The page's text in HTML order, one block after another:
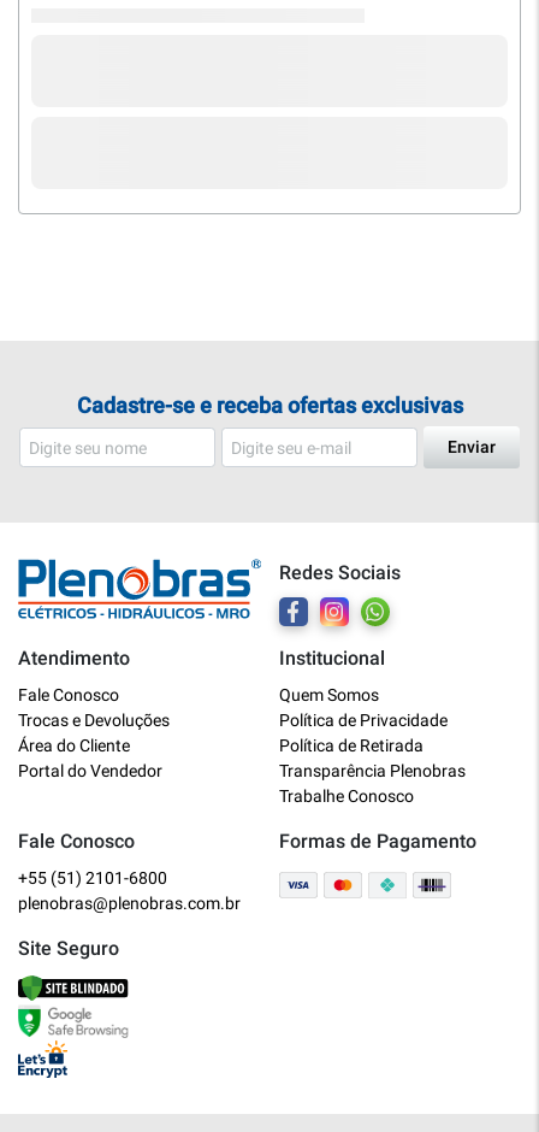
Cadastre-se e receba ofertas exclusivas
Enviar
Redes Sociais
Atendimento
Fale Conosco
Trocas e Devoluções
Área do Cliente
Portal do Vendedor
Institucional
Quem Somos
Política de Privacidade
Política de Retirada
Transparência Plenobras
Trabalhe Conosco
Fale Conosco
+55 (51) 2101-6800
plenobras@plenobras.com.br
Formas de Pagamento
Site Seguro
Online
Bem vindo a Plenobras! Aqui você
encontra toda a linha de materiais
O que você deseja?
Dúvidas técnicas sobre produtos